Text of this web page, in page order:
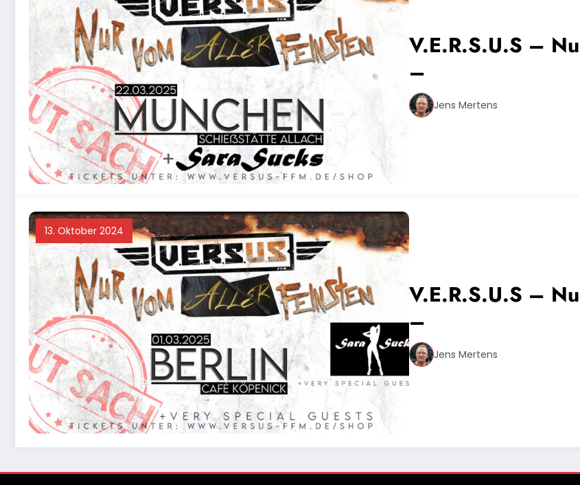
V.E.R.S.U.S – Nur vom Allerfeinsten Tour 2025
–
Jens Mertens
13. Oktober 2024
V.E.R.S.U.S – Nur vom Allerfeinsten Tour 2025
–
Jens Mertens